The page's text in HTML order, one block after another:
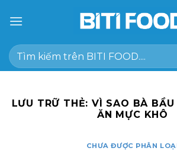
đến
dung
Tìm
kiếm:
LƯU TRỮ THẺ:VÌ SAO BÀ
ĂN MỰC KHÔ
CHƯA ĐƯỢC PHÂN